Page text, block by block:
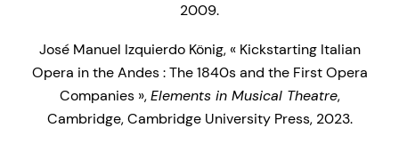
2009.
José Manuel Izquierdo König, « Kickstarting Italian
Opera in the Andes : The 1840s and the First Opera
Companies »,Elements in Musical Theatre,
Cambridge, Cambridge University Press, 2023.